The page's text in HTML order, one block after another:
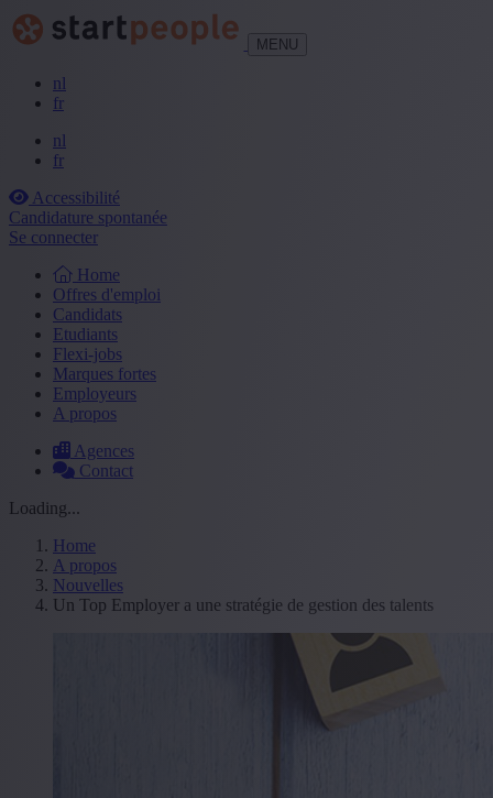
MENU
nl
fr
nl
fr
Accessibilité
Candidature spontanée
Se connecter
Home
Offres d'emploi
Candidats
Etudiants
Flexi-jobs
Marques fortes
Employeurs
A propos
Agences
Contact
Loading...
Home
A propos
Nouvelles
Un Top Employer a une stratégie de gestion des talents